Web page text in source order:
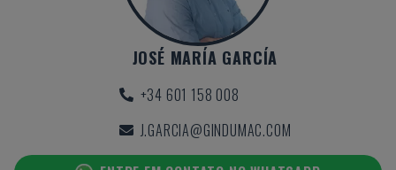
JOSÉ MARÍA GARCÍA
+34 601 158 008
J.GARCIA@GINDUMAC.COM